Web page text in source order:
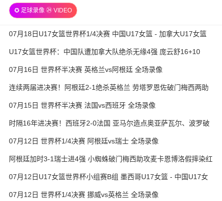
✪ 足球录像 ㉔ VIDEO
07月18日U17女篮世界杯1/4决赛 中国U17女篮 - 加拿大U17女篮
U17女篮世界杯：中国队遭加拿大队绝杀无缘4强 庞云舒16+10
07月16日 世界杯半决赛 英格兰vs阿根廷 全场录像
连续两届进决赛！阿根廷2-1绝杀英格兰 劳塔罗恩佐破门梅西两助
07月15日 世界杯半决赛 法国vs西班牙 全场录像
时隔16年进决赛！西班牙2-0法国 亚马尔造点奥亚萨瓦尔、波罗破
07月12日 世界杯1/4决赛 阿根廷vs瑞士 全场录像
阿根廷加时3-1瑞士进4强 小蜘蛛破门梅西助攻麦卡恩博洛假摔染红
07月12日U17女篮世界杯小组赛B组 墨西哥U17女篮 - 中国U17女
篮 全场录像
07月12日 世界杯1/4决赛 挪威vs英格兰 全场录像